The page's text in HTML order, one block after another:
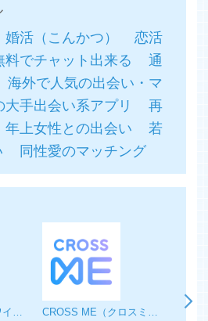
婚活（こんかつ）
恋活
料でチャット出来る
通
海外で人気の出会い・マ
大手出会い系アプリ
再
年上女性との出会い
若
同性愛のマッチング